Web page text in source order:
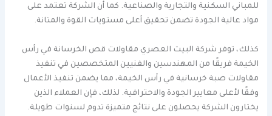
للمباني السكنية والتجارية والصناعية. كما أن الشركة تعتمد على
مواد عالية الجودة تضمن تحقيق أعلى مستويات القوة والمتانة.
كذلك، توفر شركة البيت العصري مقاولات قص الخرسانة في رأس
الخيمة فريقًا من المهندسين والفنيين المتخصصين في تنفيذ
مقاولات صبة خرسانية في رأس الخيمة، مما يضمن تنفيذ الأعمال
وفقًا لأعلى معايير الجودة والاحترافية. لذلك، فإن العملاء الذين
يختارون الشركة يحصلون على نتائج متميزة تدوم لسنوات طويلة.